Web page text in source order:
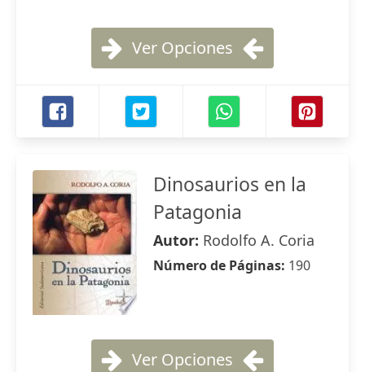
Ver Opciones
Dinosaurios en la
Patagonia
Autor: Rodolfo A. Coria
Número de Páginas: 190
Ver Opciones